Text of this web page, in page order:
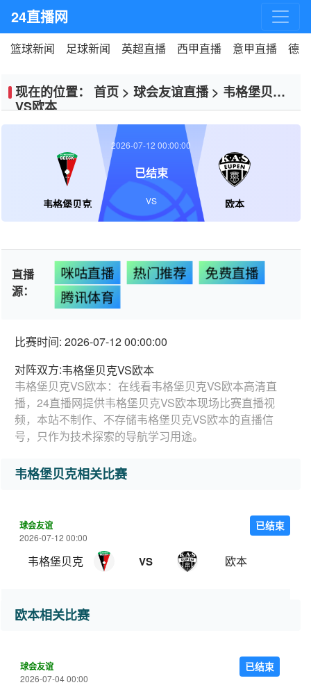
24直播网
篮球新闻 足球新闻 英超直播 西甲直播 意甲直播 德
现在的位置： 首页 > 球会友谊直播> 韦格堡贝克
VS欧本
韦格堡贝克 欧本
2026-07-12 00:00:00
已结束
VS
直播
源：
咪咕直播 热门推荐
免费直播
腾讯体育
比赛时间: 2026-07-12 00:00:00
对阵双方:韦格堡贝克VS欧本
韦格堡贝克VS欧本：在线看韦格堡贝克VS欧本高清直
播，24直播网提供韦格堡贝克VS欧本现场比赛直播视
频，本站不制作、不存储韦格堡贝克VS欧本的直播信
号，只作为技术探索的导航学习用途。
韦格堡贝克相关比赛
球会友谊
2026-07-12 00:00
韦格堡贝克 VS 欧本
已结束
欧本相关比赛
球会友谊
2026-07-04 00:00
已结束